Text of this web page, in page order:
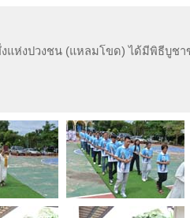
แห่งปวงชน (แหลมโขด) ได้มีพิธีบู